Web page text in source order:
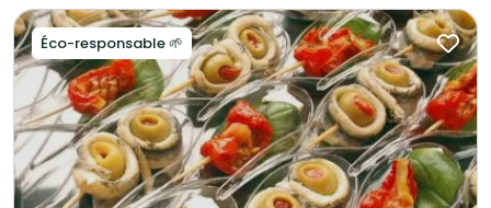
Éco-responsable 🌱